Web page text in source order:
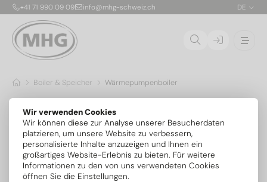
Wir verwenden Cookies
Wir können diese zur Analyse unserer Besucherdaten
platzieren, um unsere Website zu verbessern,
personalisierte Inhalte anzuzeigen und Ihnen ein
großartiges Website-Erlebnis zu bieten. Für weitere
Informationen zu den von uns verwendeten Cookies
öffnen Sie die Einstellungen.
+41 71 990 09 09 info@mhg-schweiz.ch DE
Boiler & Speicher Wärmepumpenboiler
Wärmepumpenboiler
Beliebtheit